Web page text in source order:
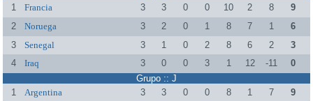
1
Francia 3 3 0 0 10 2 8
9
2
Noruega 3 2 0 1 8 7 1
6
3
Senegal 3 1 0 2 8 6 2
3
4
Iraq 3 0 0 3 1 12 -11
0
Grupo :: J
1
Argentina 3 3 0 0 8 1 7
9